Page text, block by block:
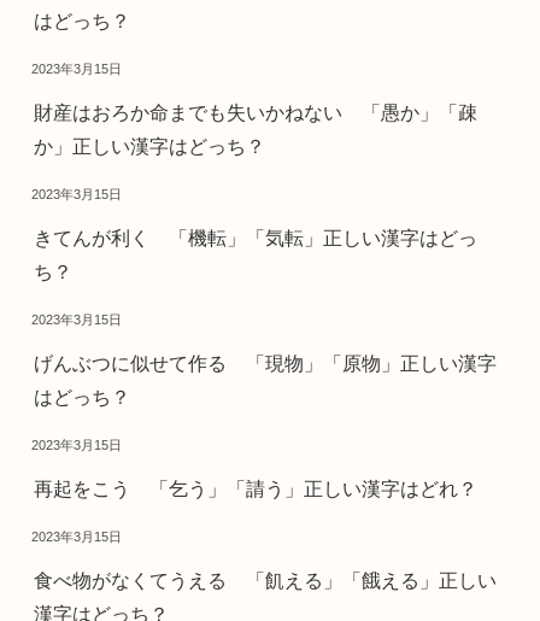
はどっち？
2023年3月15日
財産はおろか命までも失いかねない 「愚か」「疎
か」正しい漢字はどっち？
2023年3月15日
きてんが利く 「機転」「気転」正しい漢字はどっ
ち？
2023年3月15日
げんぶつに似せて作る 「現物」「原物」正しい漢字
はどっち？
2023年3月15日
再起をこう 「乞う」「請う」正しい漢字はどれ？
2023年3月15日
食べ物がなくてうえる 「飢える」「餓える」正しい
漢字はどっち？